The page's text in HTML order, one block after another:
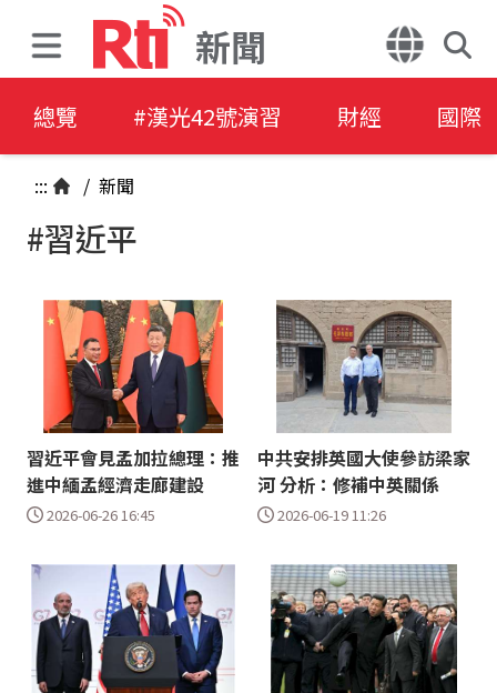
新聞
總覽 #漢光42號演習 財經 國際
::: / 新聞
#習近平
習近平會見孟加拉總理：推
進中緬孟經濟走廊建設
2026-06-26 16:45
中共安排英國大使參訪梁家
河 分析：修補中英關係
2026-06-19 11:26